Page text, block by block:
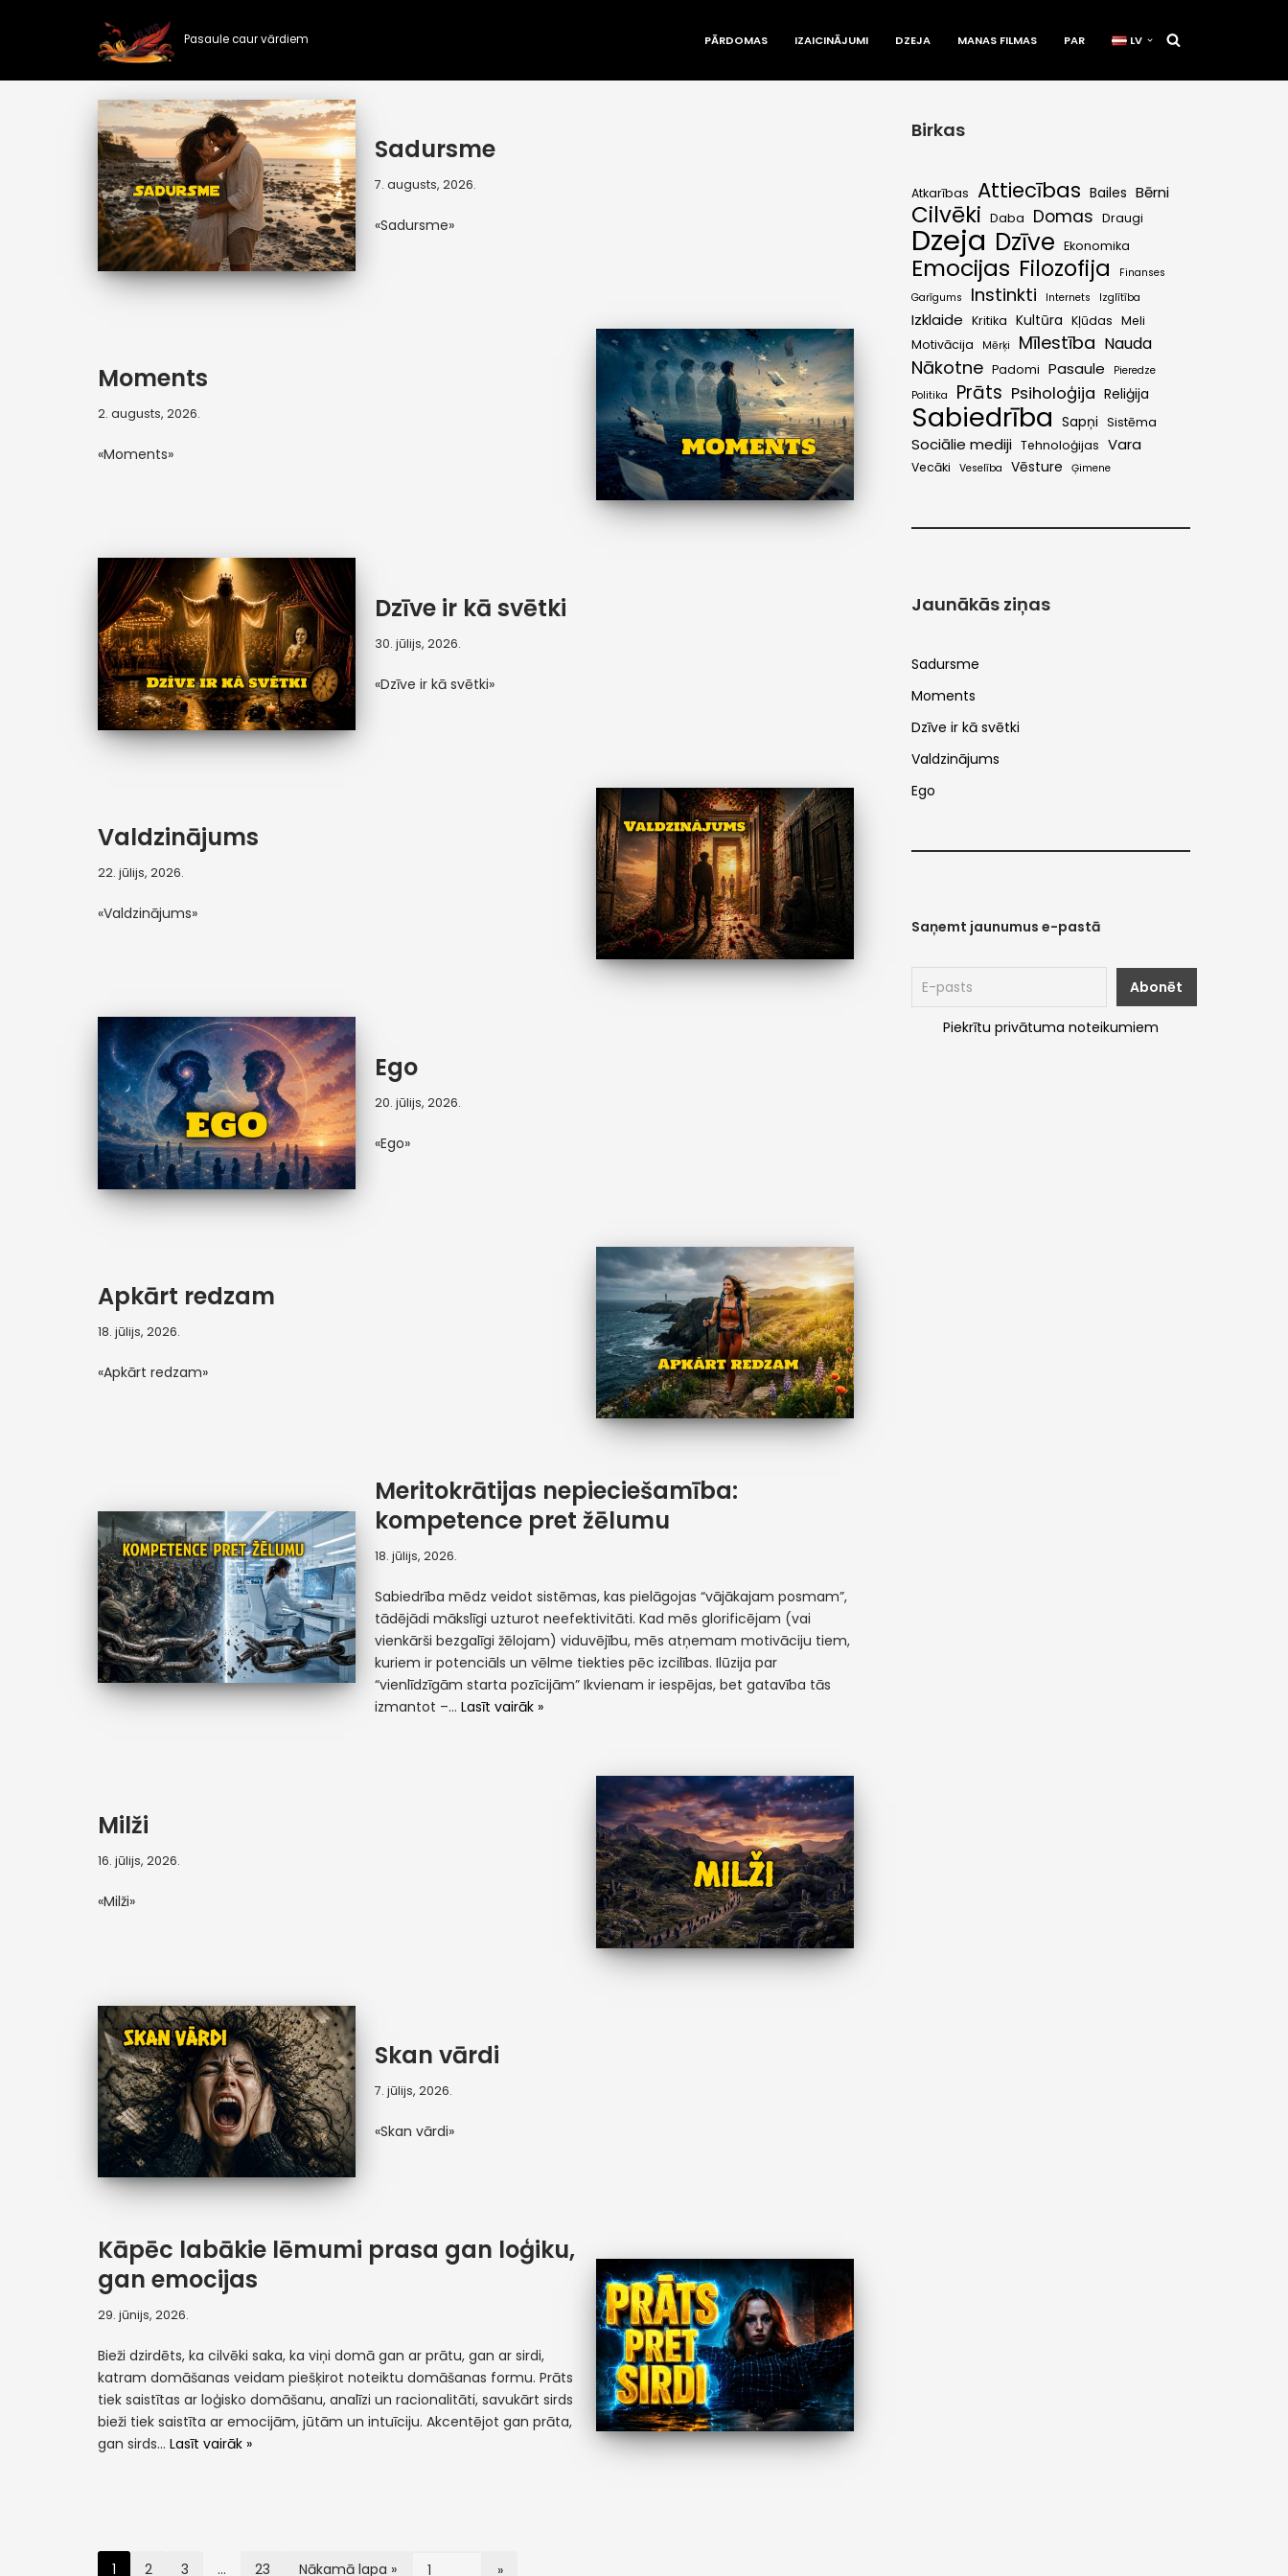
Pasaule caur vārdiem PĀRDOMAS IZAICINĀJUMI DZEJA MANAS FILMAS PAR LV
Sadursme
7. augusts, 2026.
«Sadursme»
Moments
2. augusts, 2026.
«Moments»
Dzīve ir kā svētki
30. jūlijs, 2026.
«Dzīve ir kā svētki»
Valdzinājums
22. jūlijs, 2026.
«Valdzinājums»
Ego
20. jūlijs, 2026.
«Ego»
Apkārt redzam
18. jūlijs, 2026.
«Apkārt redzam»
Meritokrātijas nepieciešamība:
kompetence pret žēlumu
18. jūlijs, 2026.
Sabiedrība mēdz veidot sistēmas, kas pielāgojas “vājākajam posmam”,
tādējādi mākslīgi uzturot neefektivitāti. Kad mēs glorificējam (vai
vienkārši bezgalīgi žēlojam) viduvējību, mēs atņemam motivāciju tiem,
kuriem ir potenciāls un vēlme tiekties pēc izcilības. Ilūzija par
“vienlīdzīgām starta pozīcijām” Ikvienam ir iespējas, bet gatavība tās
izmantot –…Lasīt vairāk »
Milži
16. jūlijs, 2026.
«Milži»
Skan vārdi
7. jūlijs, 2026.
«Skan vārdi»
Kāpēc labākie lēmumi prasa gan loģiku,
gan emocijas
29. jūnijs, 2026.
Bieži dzirdēts, ka cilvēki saka, ka viņi domā gan ar prātu, gan ar sirdi,
katram domāšanas veidam piešķirot noteiktu domāšanas formu. Prāts
tiek saistītas ar loģisko domāšanu, analīzi un racionalitāti, savukārt sirds
bieži tiek saistīta ar emocijām, jūtām un intuīciju. Akcentējot gan prāta,
gan sirds… Lasīt vairāk »
1 2 3 … 23 Nākamā lapa »
Birkas
Atkarības Attiecības Bailes Bērni
Cilvēki Daba Domas Draugi
Dzeja Dzīve Ekonomika
Emocijas Filozofija
Finanses
Garīgums
Instinkti Internets Izglītība
Izklaide Kritika Kultūra Kļūdas Meli
Motivācija
Mērķi Mīlestība Nauda
Nākotne Padomi Pasaule
Pieredze
Politika
Prāts Psiholoģija Reliģija
Sabiedrība Sapņi Sistēma
Sociālie mediji Tehnoloģijas Vara
Vecāki Veselība Vēsture Ģimene
Jaunākās ziņas
Sadursme
Moments
Dzīve ir kā svētki
Valdzinājums
Ego
Saņemt jaunumus e-pastā
Piekrītu privātuma noteikumiem